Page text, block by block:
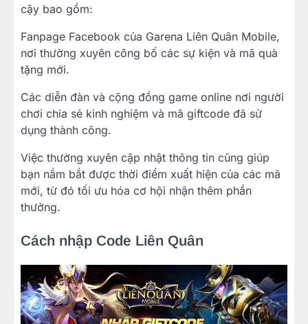
cậy bao gồm:
Fanpage Facebook của Garena Liên Quân Mobile,
nơi thường xuyên công bố các sự kiện và mã quà
tặng mới.
Các diễn đàn và cộng đồng game online nơi người
chơi chia sẻ kinh nghiệm và mã giftcode đã sử
dụng thành công.
Việc thường xuyên cập nhật thông tin cũng giúp
bạn nắm bắt được thời điểm xuất hiện của các mã
mới, từ đó tối ưu hóa cơ hội nhận thêm phần
thưởng.
Cách nhập Code Liên Quân